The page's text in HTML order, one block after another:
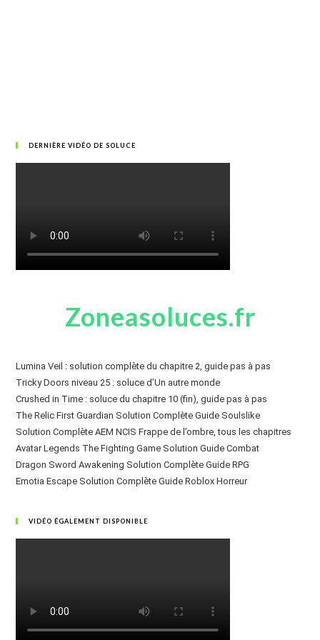
DERNIÈRE VIDÉO DE SOLUCE
Zoneasoluces.fr
Lumina Veil : solution complète du chapitre 2, guide pas à pas
Tricky Doors niveau 25 : soluce d’Un autre monde
Crushed in Time : soluce du chapitre 10 (fin), guide pas à pas
The Relic First Guardian Solution Complète Guide Soulslike
Solution Complète AEM NCIS Frappe de l’ombre, tous les chapitres
Avatar Legends The Fighting Game Solution Guide Combat
Dragon Sword Awakening Solution Complète Guide RPG
Emotia Escape Solution Complète Guide Roblox Horreur
VIDÉO ÉGALEMENT DISPONIBLE